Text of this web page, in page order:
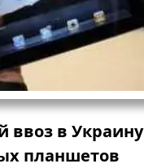
ввоз в Украину
планшетов